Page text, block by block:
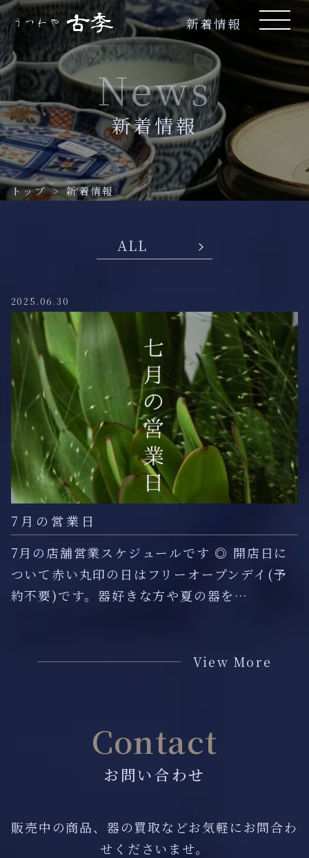
新着情報
News
新着情報
トップ > 新着情報
2025.06.30
7月の営業日
7月の店舗営業スケジュールです ◎ 開店日に
ついて赤い丸印の日はフリーオープンデイ(予
約不要)です。器好きな方や夏の器を…
View More
Contact
お問い合わせ
販売中の商品、器の買取などお気軽にお問合わ
せくださいませ。